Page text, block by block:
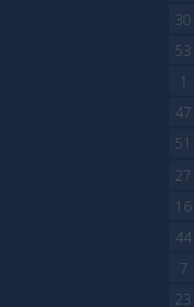
30
53
1
47
51
27
16
44
7
23